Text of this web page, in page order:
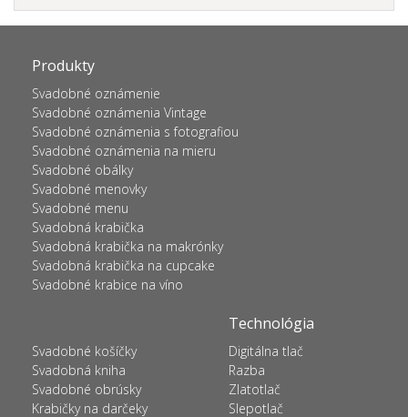
Produkty
Svadobné oznámenie
Svadobné oznámenia Vintage
Svadobné oznámenia s fotografiou
Svadobné oznámenia na mieru
Svadobné obálky
Svadobné menovky
Svadobné menu
Svadobná krabička
Svadobná krabička na makrónky
Svadobná krabička na cupcake
Svadobné krabice na víno
Svadobné košíčky
Svadobná kniha
Svadobné obrúsky
Krabičky na darčeky
Technológia
Digitálna tlač
Razba
Zlatotlač
Slepotlač